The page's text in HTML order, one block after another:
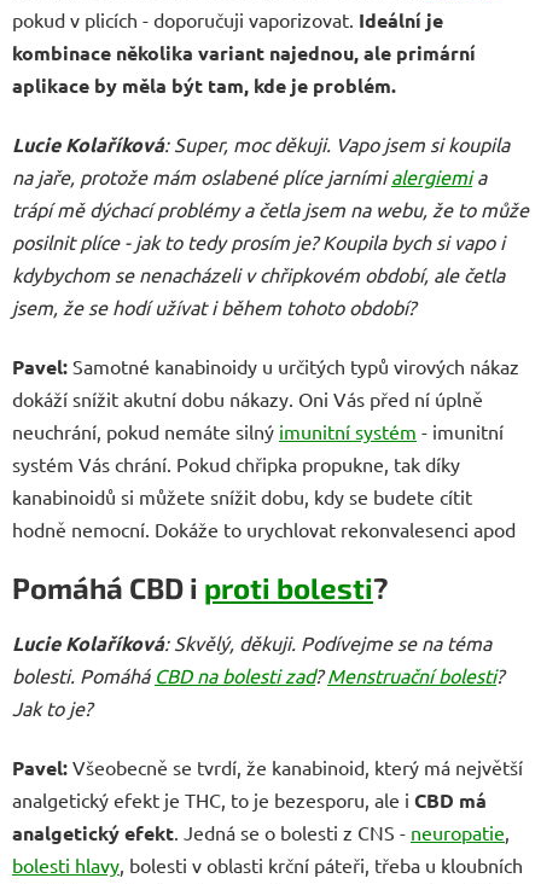
pokud v plicích - doporučuji vaporizovat. Ideální je
kombinace několika variant najednou, ale primární
aplikace by měla být tam, kde je problém.
Lucie Kolaříková: Super, moc děkuji. Vapo jsem si koupila
na jaře, protože mám oslabené plíce jarnímialergiemia
trápí mě dýchací problémy a četla jsem na webu, že to může
posilnit plíce - jak to tedy prosím je? Koupila bych si vapo i
kdybychom se nenacházeli v chřipkovém období, ale četla
jsem, že se hodí užívat i během tohoto období?
Pavel: Samotné kanabinoidy u určitých typů virových nákaz
dokáží snížit akutní dobu nákazy. Oni Vás před ní úplně
neuchrání, pokud nemáte silný imunitní systém - imunitní
systém Vás chrání. Pokud chřipka propukne, tak díky
kanabinoidů si můžete snížit dobu, kdy se budete cítit
hodně nemocní. Dokáže to urychlovat rekonvalesenci apod
Pomáhá CBD i proti bolesti?
Lucie Kolaříková: Skvělý, děkuji. Podívejme se na téma
bolesti. Pomáhá CBD na bolesti zad?Menstruační bolesti?
Jak to je?
Pavel: Všeobecně se tvrdí, že kanabinoid, který má největší
analgetický efekt je THC, to je bezesporu, ale i CBD má
analgetický efekt. Jedná se o bolesti z CNS - neuropatie,
bolesti hlavy, bolesti v oblasti krční páteři, třeba u kloubních